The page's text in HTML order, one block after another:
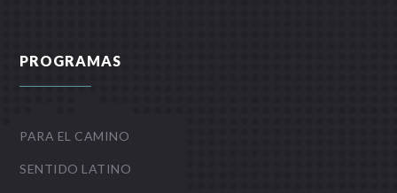
PROGRAMAS
PARA EL CAMINO
SENTIDO LATINO